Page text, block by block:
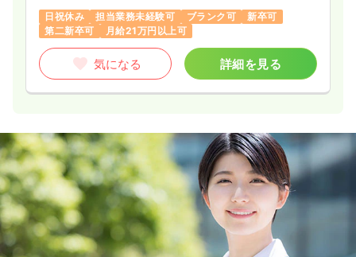
日祝休み
担当業務未経験可 ブランク可
新卒可
第二新卒可
月給21万円以上可
気になる 詳細を見る